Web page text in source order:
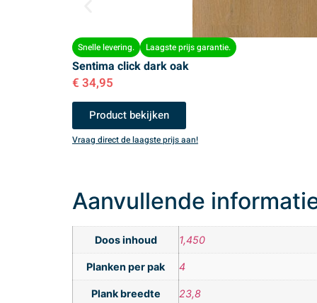
Snelle levering. Laagste prijs garantie.
Sentima click dark oak
€ 34,95
Product bekijken
Vraag direct de laagste prijs aan!
Aanvullende
Doos inhoud 1,450
Planken per pak 4
Plank breedte 23,8